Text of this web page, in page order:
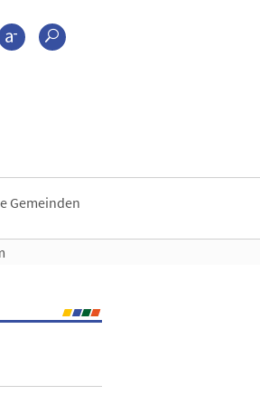
größer
Schrift kleiner
Suche
Gemeinden